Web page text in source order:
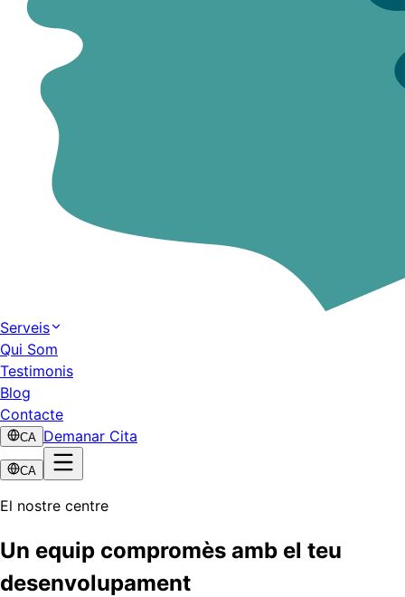
Serveis
Qui Som
Testimonis
Blog
Contacte
CA Demanar Cita
CA
El nostre centre
Un equip compromès amb el teu
desenvolupament